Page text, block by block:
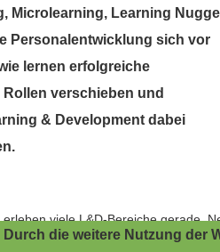
Microlearning, Learning
Personalentwicklung sich vor
lernen erfolgreiche
verschieben und
& Development dabei
viele L&D-Bereiche gerade.
Lösungen zu liefern. Die typische
die weitere Nutzung der